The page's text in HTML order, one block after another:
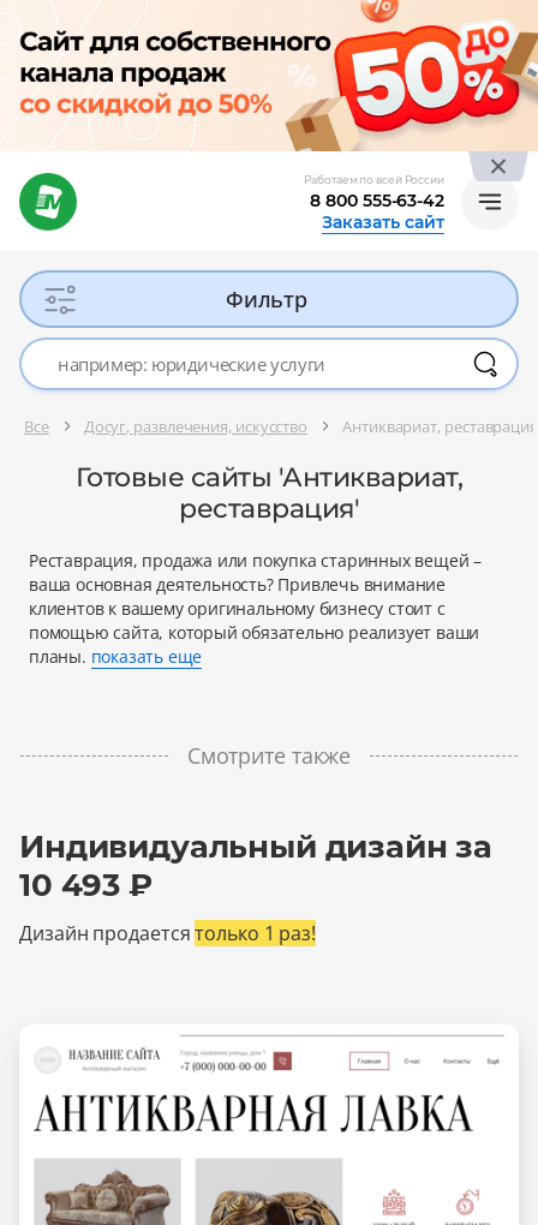
Работаем по всей России
8 800 555-63-42
Заказать сайт
Фильтр
Все Досуг, развлечения, искусство Антиквариат, реставрация
Готовые сайты 'Антиквариат,
реставрация'
Реставрация, продажа или покупка старинных вещей –
ваша основная деятельность? Привлечь внимание
клиентов к вашему оригинальному бизнесу стоит с
помощью сайта, который обязательно реализует ваши
планы. показать еще
Смотрите также
Индивидуальный дизайн за
10 493 ₽
Дизайн продаетсятолько 1 раз!